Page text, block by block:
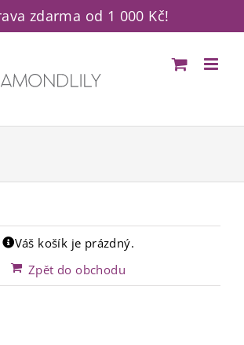
zdarma od 1 000 Kč!
Váš košík je prázdný.
Zpět do obchodu